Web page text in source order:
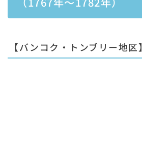
【バンコク・トンブリー地区】